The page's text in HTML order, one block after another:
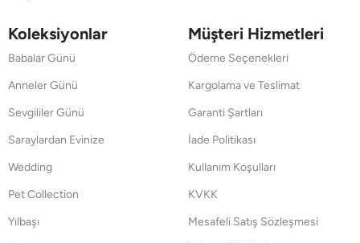
Koleksiyonlar
Babalar Günü
Anneler Günü
Sevgililer Günü
Saraylardan Evinize
Wedding
Pet Collection
Yılbaşı
Müşteri Hizmetleri
Ödeme Seçenekleri
Kargolama ve Teslimat
Garanti Şartları
İade Politikası
Kullanım Koşulları
KVKK
Mesafeli Satış Sözleşmesi